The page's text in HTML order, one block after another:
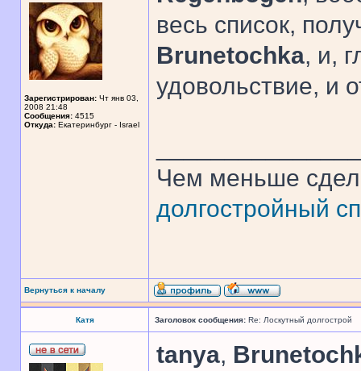
Зарегистрирован: Чт янв 03,
2008 21:48
Сообщения: 4515
Откуда: Екатеринбург - Israel
весь список,
Brunetochka, и,
удовольствие, и
Чем меньше
долгостройный
Вернуться к началу
Катя Заголовок сообщения: Re: Лоскутный долгострой
tanya,